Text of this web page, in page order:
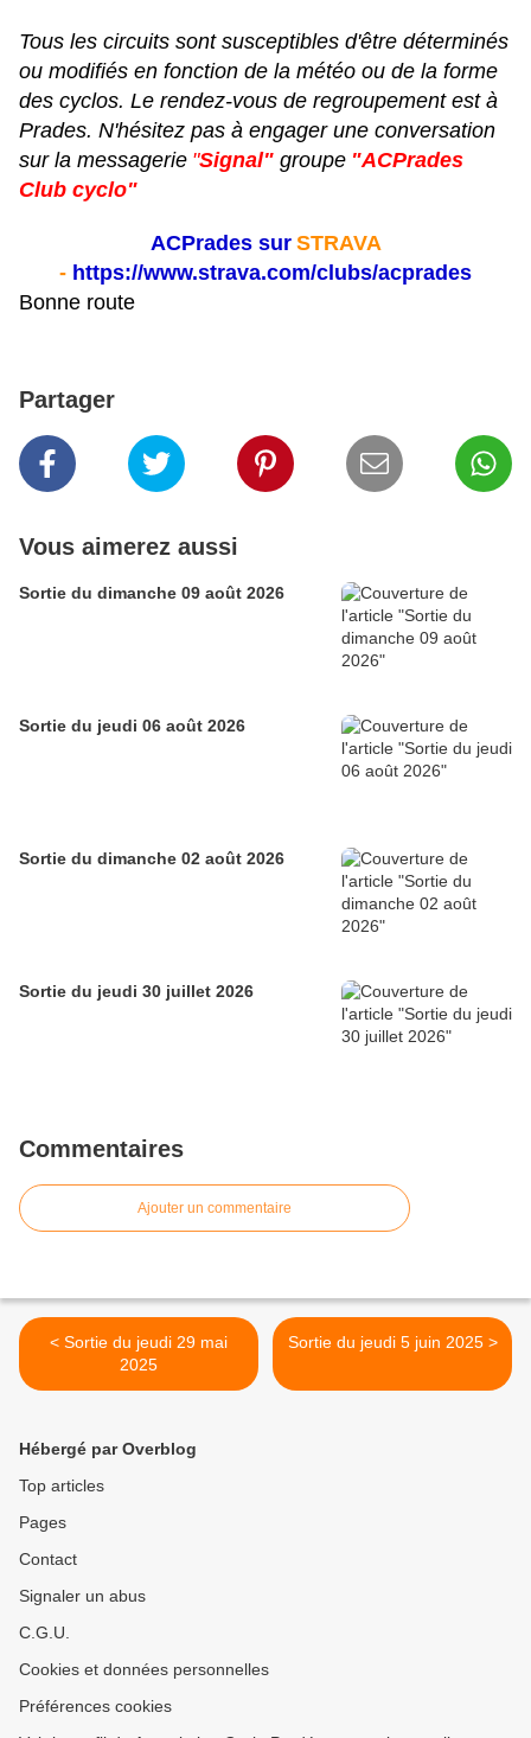
Tous les circuits sont susceptibles d'être déterminés
ou modifiés en fonction de la météo ou de la forme
des cyclos. Le rendez-vous de regroupement est à
Prades. N'hésitez pas à engager une conversation
sur la messagerie "Signal" groupe "ACPrades
Club cyclo"
ACPrades sur STRAVA
- https://www.strava.com/clubs/acprades
Bonne route
Partager
Vous aimerez aussi
Sortie du dimanche 09 août 2026
Sortie du jeudi 06 août 2026
Sortie du dimanche 02 août 2026
Sortie du jeudi 30 juillet 2026
Commentaires
Ajouter un commentaire
< Sortie du jeudi 29 mai
2025
Sortie du jeudi 5 juin 2025 >
Hébergé par Overblog
Top articles
Pages
Contact
Signaler un abus
C.G.U.
Cookies et données personnelles
Préférences cookies